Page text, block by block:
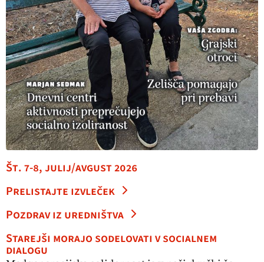
Št. 7-8, julij/avgust 2026
Prelistajte izvleček
Pozdrav iz uredništva
Starejši morajo sodelovati v socialnem
dialogu